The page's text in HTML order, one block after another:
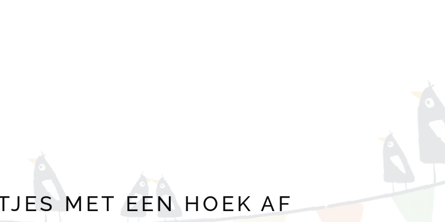
MET EEN HOEK AF